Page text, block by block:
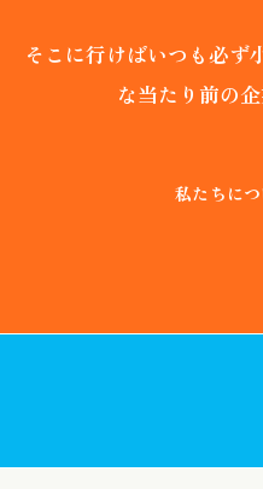
そこに行けばいつも必ず
な当たり前の
私たちに
これから補聴器を